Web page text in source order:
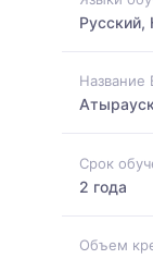
Русский,
Название
Срок
2 года
Объем